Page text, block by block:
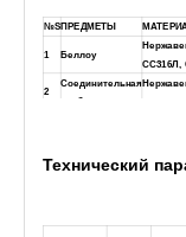
№SПРЕДМЕТЫ
1 Беллоу
СС316Л,
2
Соединительная
трубка
Технический